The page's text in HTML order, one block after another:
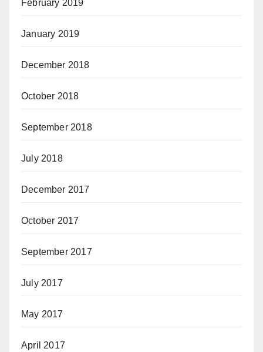
February 2019
January 2019
December 2018
October 2018
September 2018
July 2018
December 2017
October 2017
September 2017
July 2017
May 2017
April 2017